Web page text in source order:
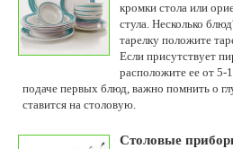
кромки стола или
стула. Несколько
тарелку положите
Если присутствует
расположите ее от 5-
подаче первых блюд, важно помнить о
ставится на столовую.
Столовые